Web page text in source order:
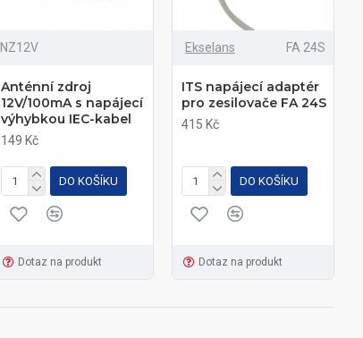
NZ12V
Anténní zdroj
12V/100mA s napájecí
výhybkou IEC-kabel
149 Kč
DO KOŠÍKU
Dotaz na produkt
Ekselans FA 24S
ITS napájecí adaptér
pro zesilovače FA 24S
415 Kč
DO KOŠÍKU
Dotaz na produkt